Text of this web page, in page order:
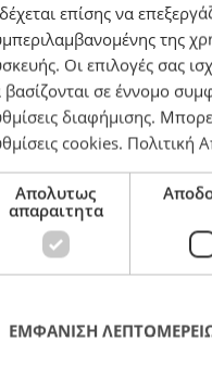
New Glenn: Τον
επίσης να
της
Οι επιλογές σας
βασίζονται σε έννομο
διαφήμισης.
cookies. Πολιτική
Απολυτως
απαραιτητα
ΕΜΦΑΝΙΣΗ